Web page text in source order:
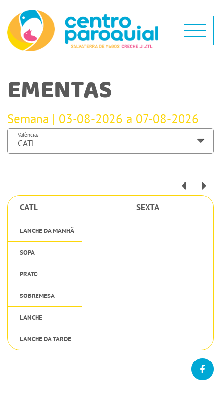
EMENTAS
Semana | 03-08-2026 a 07-08-2026
Valências
CATL SEXTA
LANCHE DA MANHÃ
SOPA
PRATO
SOBREMESA
LANCHE
LANCHE DA TARDE